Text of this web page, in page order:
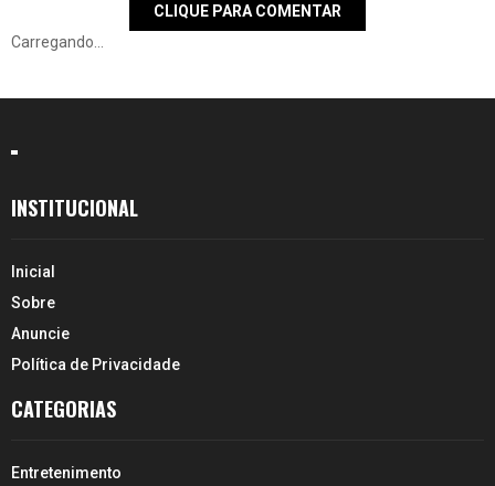
CLIQUE PARA COMENTAR
Carregando...
INSTITUCIONAL
Inicial
Sobre
Anuncie
Política de Privacidade
CATEGORIAS
Entretenimento